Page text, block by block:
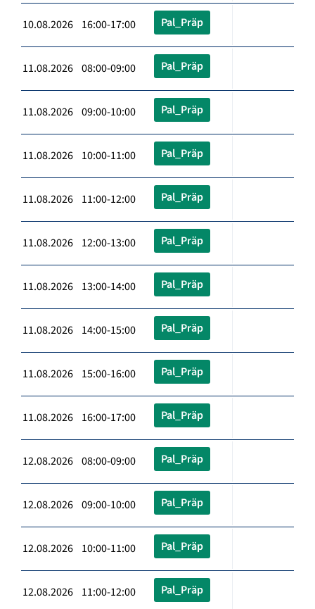
10.08.2026 16:00-17:00 Pal_Präp
11.08.2026 08:00-09:00 Pal_Präp
11.08.2026 09:00-10:00 Pal_Präp
11.08.2026 10:00-11:00 Pal_Präp
11.08.2026 11:00-12:00 Pal_Präp
11.08.2026 12:00-13:00 Pal_Präp
11.08.2026 13:00-14:00 Pal_Präp
11.08.2026 14:00-15:00 Pal_Präp
11.08.2026 15:00-16:00 Pal_Präp
11.08.2026 16:00-17:00 Pal_Präp
12.08.2026 08:00-09:00 Pal_Präp
12.08.2026 09:00-10:00 Pal_Präp
12.08.2026 10:00-11:00 Pal_Präp
12.08.2026 11:00-12:00 Pal_Präp